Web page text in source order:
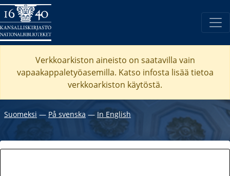
Verkkoarkiston aineisto on saatavilla vain
vapaakappaletyöasemilla. Katso infosta lisää tietoa
verkkoarkiston käytöstä.
Suomeksi ― På svenska ― In English